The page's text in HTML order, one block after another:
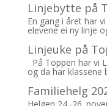
Linjebytte på
En gang i året har
elevene ei ny linje
Linjeuke på
På Toppen har vi
og da har klassene
Familiehelg